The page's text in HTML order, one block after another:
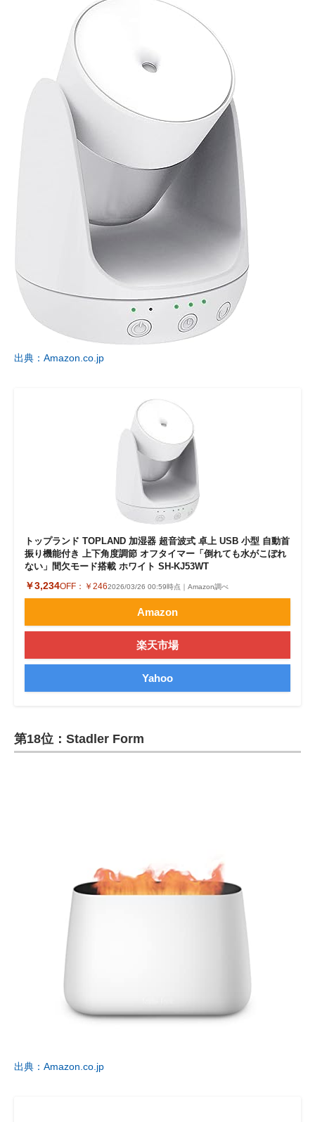
出典：Amazon.co.jp
トップランド TOPLAND 加湿器 超音波式 卓上 USB 小型 自動首
振り機能付き 上下角度調節 オフタイマー「倒れても水がこぼれ
ない」間欠モード搭載 ホワイト SH-KJ53WT
￥3,234OFF： ￥2462026/03/26 00:59時点｜Amazon調べ
Amazon
楽天市場
Yahoo
第18位：Stadler Form
出典：Amazon.co.jp